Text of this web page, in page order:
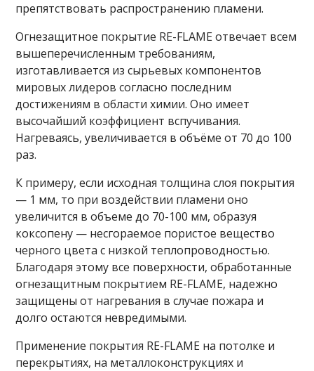
препятствовать распространению пламени.
Огнезащитное покрытие RE-FLAME отвечает всем
вышеперечисленным требованиям,
изготавливается из сырьевых компонентов
мировых лидеров согласно последним
достижениям в области химии. Оно имеет
высочайший коэффициент вспучивания.
Нагреваясь, увеличивается в объёме от 70 до 100
раз.
К примеру, если исходная толщина слоя покрытия
— 1 мм, то при воздействии пламени оно
увеличится в объеме до 70-100 мм, образуя
коксопену — несгораемое пористое вещество
черного цвета с низкой теплопроводностью.
Благодаря этому все поверхности, обработанные
огнезащитным покрытием RE-FLAME, надежно
защищены от нагревания в случае пожара и
долго остаются невредимыми.
Применение покрытия RE-FLAME на потолке и
перекрытиях, на металлоконструкциях и